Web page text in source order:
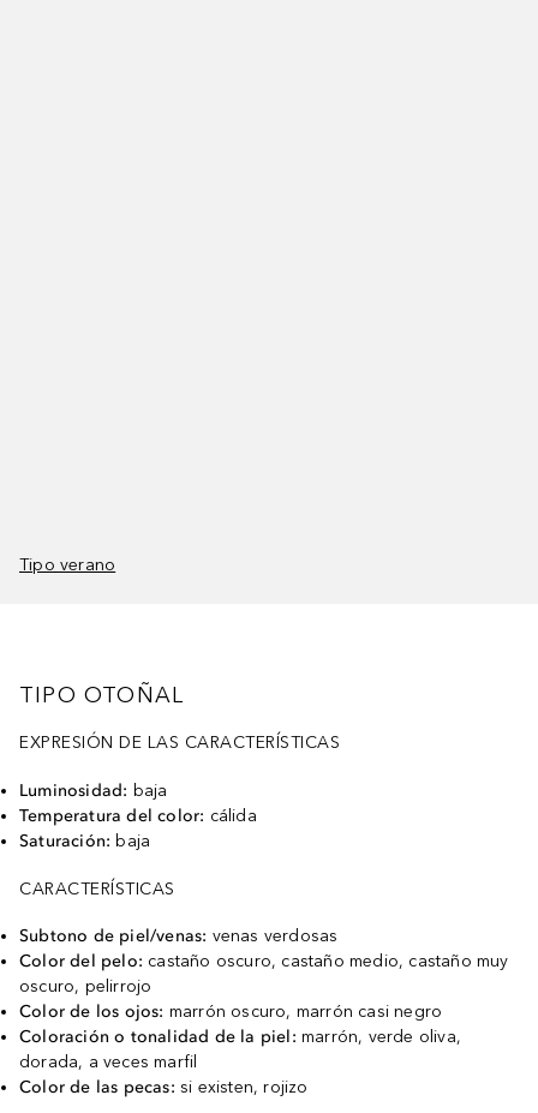
Tipo verano
TIPO OTOÑAL
EXPRESIÓN DE LAS CARACTERÍSTICAS
Luminosidad: baja
Temperatura del color: cálida
Saturación: baja
CARACTERÍSTICAS
Subtono de piel/venas: venas verdosas
Color del pelo: castaño oscuro, castaño medio, castaño muy
oscuro, pelirrojo
Color de los ojos: marrón oscuro, marrón casi negro
Coloración o tonalidad de la piel: marrón, verde oliva,
dorada, a veces marfil
Color de las pecas: si existen, rojizo